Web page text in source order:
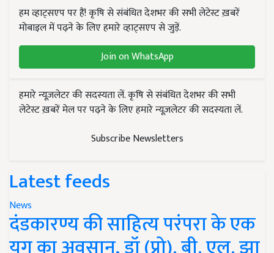
हम व्हाट्सएप पर हैं! कृषि से संबंधित देशभर की सभी लेटेस्ट ख़बरें
मोबाइल में पढ़ने के लिए हमारे व्हाट्सएप से जुड़ें.
Join on WhatsApp
हमारे न्यूज़लेटर की सदस्यता लें. कृषि से संबंधित देशभर की सभी
लेटेस्ट ख़बरें मेल पर पढ़ने के लिए हमारे न्यूज़लेटर की सदस्यता लें.
Subscribe Newsletters
Latest feeds
News
दंडकारण्य की साहित्य परंपरा के एक